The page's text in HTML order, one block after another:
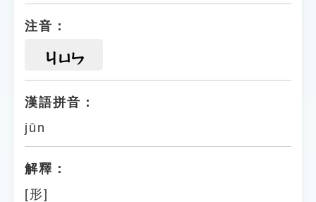
注音：
ㄐㄩㄣ
漢語拼音：
jūn
解釋：
[形]